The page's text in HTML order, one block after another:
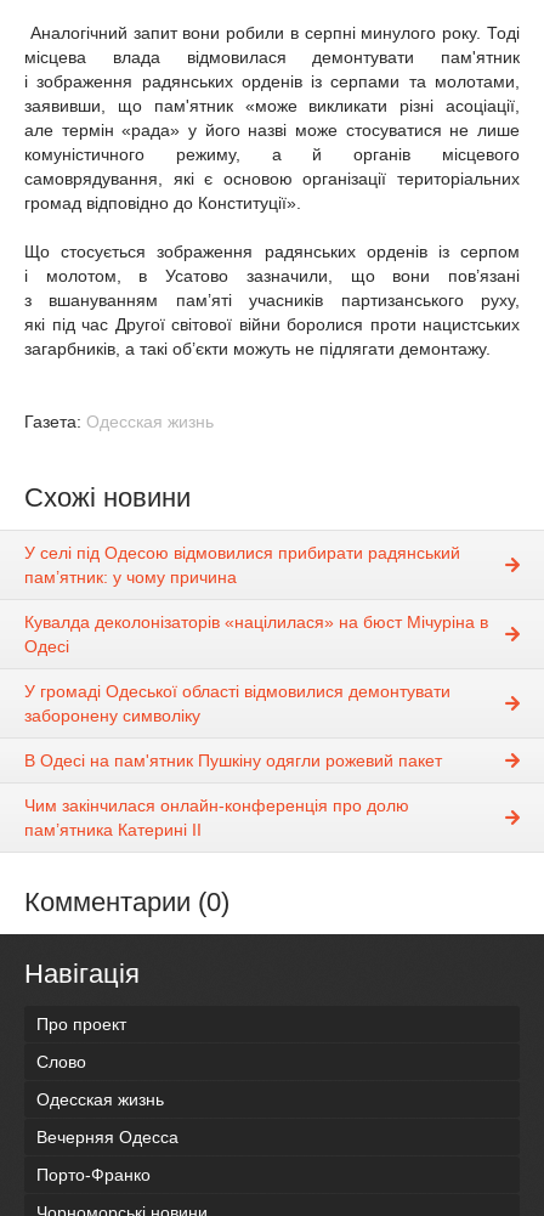
Аналогічний запит вони робили в серпні минулого року. Тоді
місцева влада відмовилася демонтувати пам'ятник
і зображення радянських орденів із серпами та молотами,
заявивши, що пам'ятник «може викликати різні асоціації,
але термін «рада» у його назві може стосуватися не лише
комуністичного режиму, а й органів місцевого
самоврядування, які є основою організації територіальних
громад відповідно до Конституції».
Що стосується зображення радянських орденів із серпом
і молотом, в Усатово зазначили, що вони пов’язані
з вшануванням пам’яті учасників партизанського руху,
які під час Другої світової війни боролися проти нацистських
загарбників, а такі об’єкти можуть не підлягати демонтажу.
Газета: Одесская жизнь
Схожі новини
У селі під Одесою відмовилися прибирати радянський
пам’ятник: у чому причина
Кувалда деколонізаторів «націлилася» на бюст Мічуріна в
Одесі
У громаді Одеської області відмовилися демонтувати
заборонену символіку
В Одесі на пам'ятник Пушкіну одягли рожевий пакет
Чим закінчилася онлайн-конференція про долю
пам’ятника Катерині ІІ
Комментарии (0)
Навігація
Про проект
Слово
Одесская жизнь
Вечерняя Одесса
Порто-Франко